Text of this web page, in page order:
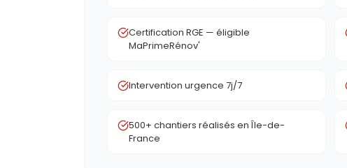
Certification RGE — éligible
MaPrimeRénov'
Intervention urgence 7j/7
500+ chantiers réalisés en Île-de-
France